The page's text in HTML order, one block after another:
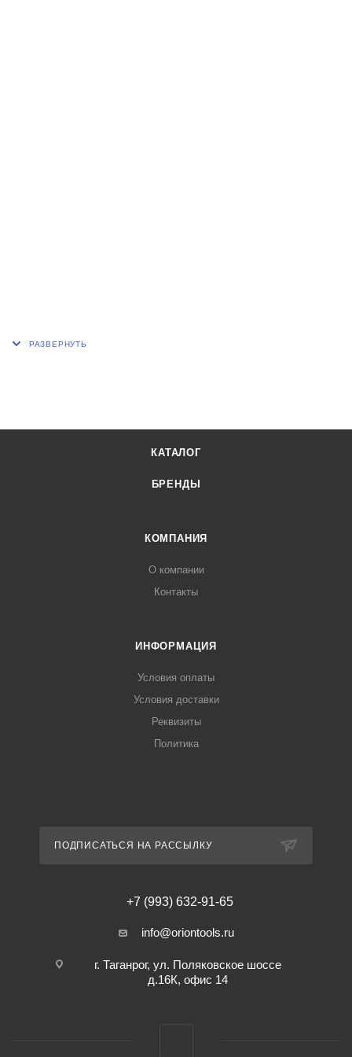
КАТАЛОГ
БРЕНДЫ
КОМПАНИЯ
О компании
Контакты
ИНФОРМАЦИЯ
Условия оплаты
Условия доставки
Реквизиты
Политика
ПОДПИСАТЬСЯ НА РАССЫЛКУ
+7 (993) 632-91-65
info@oriontools.ru
г. Таганрог, ул. Поляковское шоссе
д.16К, офис 14